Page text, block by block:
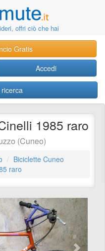
offri ciò che hai
Gratis
Accedi
1985 raro
(Cuneo)
Biciclette Cuneo
raro